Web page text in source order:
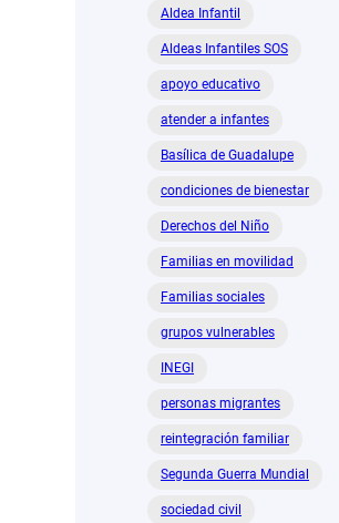
Aldea Infantil
Aldeas Infantiles SOS
apoyo educativo
atender a infantes
Basílica de Guadalupe
condiciones de bienestar
Derechos del Niño
Familias en movilidad
Familias sociales
grupos vulnerables
INEGI
personas migrantes
reintegración familiar
Segunda Guerra Mundial
sociedad civil